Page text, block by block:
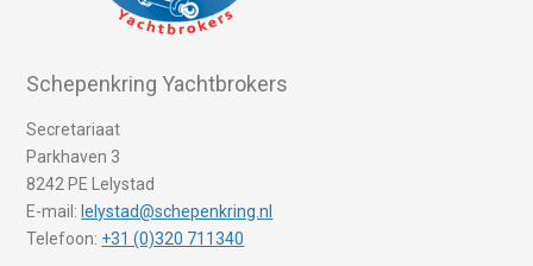
Schepenkring Yachtbrokers
Secretariaat
Parkhaven 3
8242 PE Lelystad
E-mail: lelystad@schepenkring.nl
Telefoon: +31 (0)320 711340